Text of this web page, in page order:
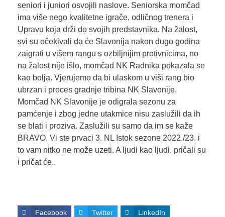
seniori i juniori osvojili naslove. Seniorska momčad
ima više nego kvalitetne igrače, odličnog trenera i
Upravu koja drži do svojih predstavnika. Na žalost,
svi su očekivali da će Slavonija nakon dugo godina
zaigrati u višem rangu s ozbiljnijim protivnicima, no
na žalost nije išlo, momčad NK Radnika pokazala se
kao bolja. Vjerujemo da bi ulaskom u viši rang bio
ubrzan i proces gradnje tribina NK Slavonije.
Momčad NK Slavonije je odigrala sezonu za
pamćenje i zbog jedne utakmice nisu zaslužili da ih
se blati i proziva. Zaslužili su samo da im se kaže
BRAVO, Vi ste prvaci 3. NL Istok sezone 2022./23. i
to vam nitko ne može uzeti. A ljudi kao ljudi, pričali su
i pričat će..
Facebook Twitter LinkedIn